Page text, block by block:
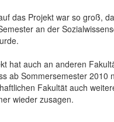
das Projekt war so groß,
an der
hat auch an anderen
ab Sommersemester 2010
Fakultät auch
wieder zusagen.